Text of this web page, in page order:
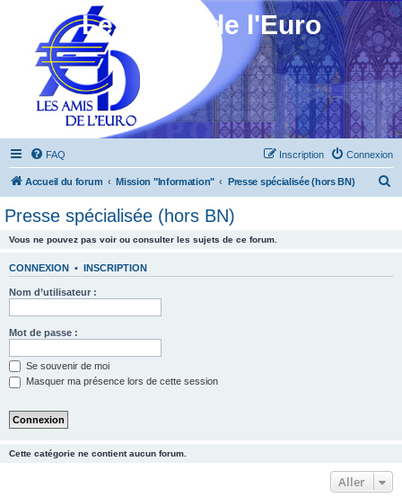
Les Amis de l'Euro
FAQ Connexion
Inscription
Accueil du forum Mission "Information" Presse spécialisée (hors BN)
Presse spécialisée (hors BN)
Vous ne pouvez pas voir ou consulter les sujets de ce forum.
CONNEXION • INSCRIPTION
Nom d’utilisateur :
Mot de passe :
Se souvenir de moi
Masquer ma présence lors de cette session
Cette catégorie ne contient aucun forum.
Aller